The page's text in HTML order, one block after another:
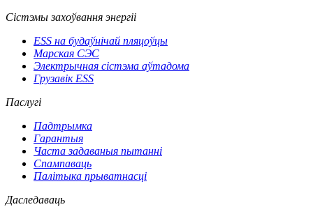
Сістэмы захоўвання энергіі
ESS на будаўнічай пляцоўцы
Марская СЭС
Электрычная сістэма аўтадома
Грузавік ESS
Паслугі
Падтрымка
Гарантыя
Часта задаваныя пытанні
Спампаваць
Палітыка прыватнасці
Даследаваць